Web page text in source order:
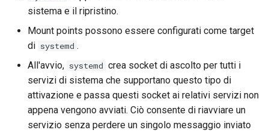
sistema e il ripristino.
Mount points possono essere configurati come target
di systemd .
All'avvio, systemd crea socket di ascolto per tutti i
servizi di sistema che supportano questo tipo di
attivazione e passa questi socket ai relativi servizi non
appena vengono avviati. Ciò consente di riavviare un
servizio senza perdere un singolo messaggio inviato